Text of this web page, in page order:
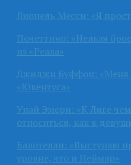
Лионель Месси: «Я
Почеттино: «Нельзя
из «Реала»
Джиджи Буффон: «Меня
«Ювентуса»
Унай Эмери: «К Лиге
относиться, как к
Балотелли: «Выступаю
уровне, что и Неймар»